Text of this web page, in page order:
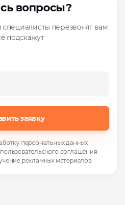
вопросы?
специалисты перезвонят вам
подскажут
заявку
персональных данных
соглашения
рекламных материалов